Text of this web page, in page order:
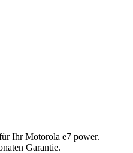
IhrMotorola e7 power.
Garantie.